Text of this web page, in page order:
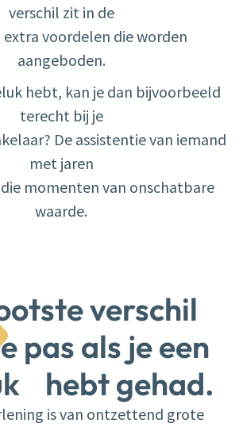
verschil zit ​in de
extra voordelen die worden
aangeboden.
hebt, kan je dan bijvoorbeeld
terecht bij je
De assistentie van iemand
met jaren
momenten van onschatbare
waarde.
verschil
pas als je een
hebt gehad.
is van ontzettend grote